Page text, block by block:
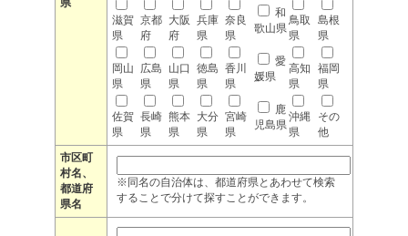
県
滋賀
県
京都
府
大阪
府
兵庫
県
奈良
県
和
歌山県
鳥取
県
島根
県
岡山
県
広島
県
山口
県
徳島
県
香川
県
愛
媛県
高知
県
福岡
県
佐賀
県
長崎
県
熊本
県
大分
県
宮崎
県
鹿
児島県
沖縄
県
その
他
市区町
村名、
都道府
県名
※同名の自治体は、都道府県とあわせて検索
することで分けて探すことができます。